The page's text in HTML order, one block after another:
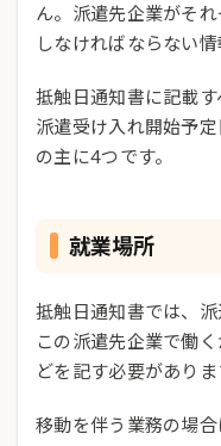
ん。派遣先企業がそ
しなければならない情
抵触日通知書に記載
派遣受け入れ開始予
の主に4つです。
就業場所
抵触日通知書では、
この派遣先企業で働
どを記す必要がありま
移動を伴う業務の場